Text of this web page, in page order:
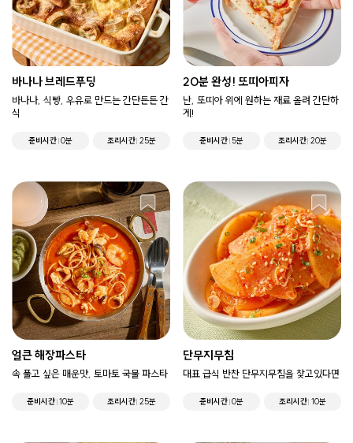
바나나 브레드푸딩
바나나, 식빵, 우유로 만드는 간단든든 간
식
준비시간 0분 조리시간 25분
20분 완성! 또띠아피자
난, 또띠아 위에 원하는 재료 올려 간단하
게!
준비시간 5분 조리시간 20분
얼큰 해장파스타
속 풀고 싶은 매운맛, 토마토 국물 파스타
준비시간 10분 조리시간 25분
단무지무침
대표 급식 반찬 단무지무침을 찾고있다면
준비시간 0분 조리시간 10분